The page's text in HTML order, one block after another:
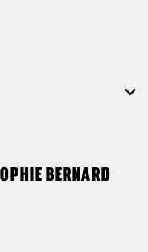
BERNARD